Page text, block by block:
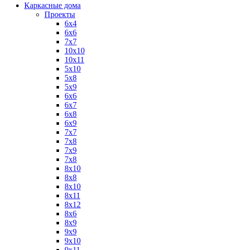
Каркасные дома
Проекты
6х4
6х6
7х7
10х10
10х11
5х10
5х8
5х9
6x6
6x7
6x8
6x9
7x7
7x8
7x9
7х8
8x10
8x8
8х10
8х11
8х12
8х6
8х9
9x9
9х10